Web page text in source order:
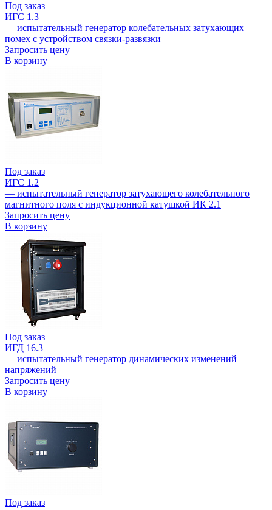
Под заказ
ИГС 1.3
— испытательный генератор колебательных затухающих
помех с устройством связки-развязки
Запросить цену
В корзину
Под заказ
ИГС 1.2
— испытательный генератор затухающего колебательного
магнитного поля с индукционной катушкой ИК 2.1
Запросить цену
В корзину
Под заказ
ИГД 16.3
— испытательный генератор динамических изменений
напряжений
Запросить цену
В корзину
Под заказ